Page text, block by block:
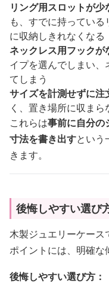
リング用スロットが少
も、すでに持ってい
に収納しきれなくなる
ネックレス用フックが
イプを選んでしまい
てしまう
サイズを計測せずに注
く、置き場所に収まら
これらは事前に自分の
寸法を書き出すという
きます。
後悔しやすい選び
木製ジュエリーケー
ポイントには、明確な
後悔しやすい選び方：